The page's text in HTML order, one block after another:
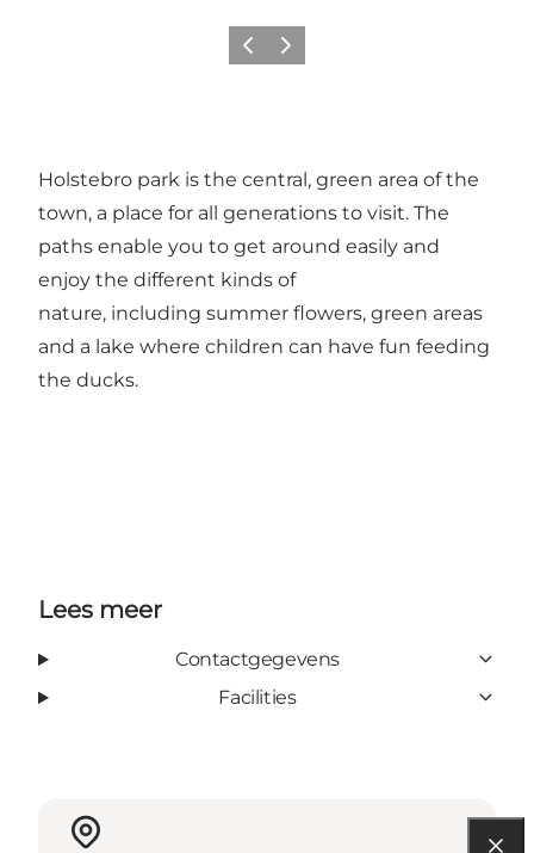
Vorige Volgende
Holstebro park is the central, green area of the
town, a place for all generations to visit. The
paths enable you to get around easily and
enjoy the different kinds of
nature, including summer flowers, green areas
and a lake where children can have fun feeding
the ducks.
Lees meer
Contactgegevens
Facilities